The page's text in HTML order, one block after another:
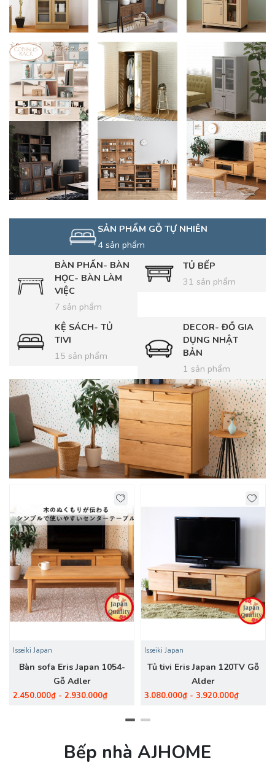
SẢN PHẨM GỖ TỰ NHIÊN
4 sản phẩm
BÀN PHẤN- BÀN
HỌC- BÀN LÀM
VIỆC
7 sản phẩm
TỦ BẾP
31 sản phẩm
KỆ SÁCH- TỦ
TIVI
15 sản phẩm
DECOR- ĐỒ GIA
DỤNG NHẬT
BẢN
1 sản phẩm
Isseiki Japan
Bàn sofa Eris Japan 1054-
Gỗ Adler
2.450.000₫ - 2.930.000₫
Isseiki Japan
Tủ tivi Eris Japan 120TV Gỗ
Alder
3.080.000₫ - 3.920.000₫
Bếp nhà AJHOME